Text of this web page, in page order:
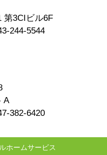
第3CIビル6F
244-5544
A
382-6420
ホームサービス